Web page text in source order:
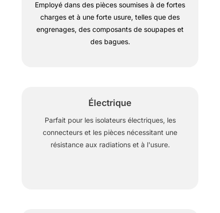
Employé dans des pièces soumises à de fortes
charges et à une forte usure, telles que des
engrenages, des composants de soupapes et
des bagues.
Électrique
Parfait pour les isolateurs électriques, les
connecteurs et les pièces nécessitant une
résistance aux radiations et à l'usure.